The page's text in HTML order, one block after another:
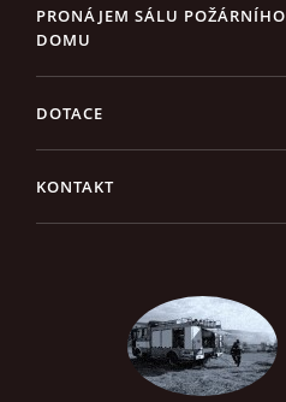
PRONÁJEM SÁLU POŽÁRNÍHO
DOMU
DOTACE
KONTAKT